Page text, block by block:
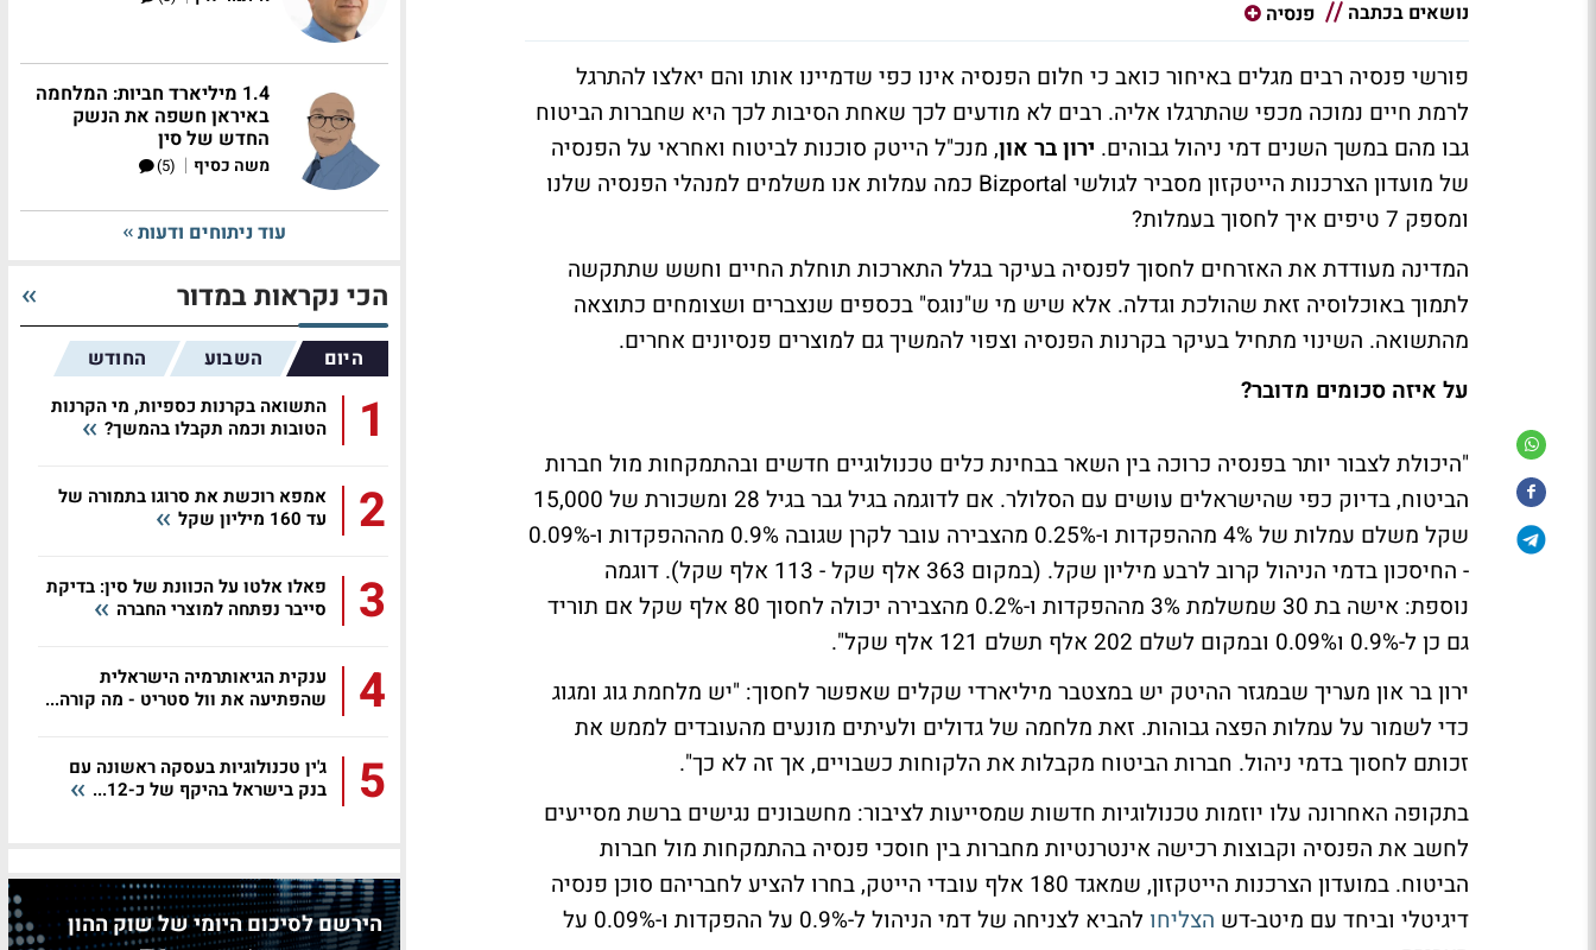
נושאים בכתבה
פנסיה
פורשי פנסיה רבים מגלים באיחור כואב כי חלום הפנסיה אינו כפי שדמיינו אותו והם יאלצו להתרגל
לרמת חיים נמוכה מכפי שהתרגלו אליה. רבים לא מודעים לכך שאחת הסיבות לכך היא שחברות הביטוח
גבו מהם במשך השנים דמי ניהול גבוהים. ירון בר און, מנכ"ל הייטק סוכנות לביטוח ואחראי על הפנסיה
של מועדון הצרכנות הייטקזון מסביר לגולשי Bizportal כמה עמלות אנו משלמים למנהלי הפנסיה שלנו
ומספק 7 טיפים איך לחסוך בעמלות?
המדינה מעודדת את האזרחים לחסוך לפנסיה בעיקר בגלל התארכות תוחלת החיים וחשש שתתקשה
לתמוך באוכלוסיה זאת שהולכת וגדלה. אלא שיש מי ש"נוגס" בכספים שנצברים ושצומחים כתוצאה
מהתשואה. השינוי מתחיל בעיקר בקרנות הפנסיה וצפוי להמשיך גם למוצרים פנסיונים אחרים.
על איזה סכומים מדובר?
"היכולת לצבור יותר בפנסיה כרוכה בין השאר בבחינת כלים טכנולוגיים חדשים ובהתמקחות מול חברות
הביטוח, בדיוק כפי שהישראלים עושים עם הסלולר. אם לדוגמה בגיל גבר בגיל 28 ומשכורת של 15,000
שקל משלם עמלות של 4% מההפקדות ו-0.25% מהצבירה עובר לקרן שגובה 0.9% מהההפקדות ו-0.09%
- החיסכון בדמי הניהול קרוב לרבע מיליון שקל. (במקום 363 אלף שקל - 113 אלף שקל). דוגמה
נוספת: אישה בת 30 שמשלמת 3% מההפקדות ו-0.2% מהצבירה יכולה לחסוך 80 אלף שקל אם תוריד
גם כן ל-0.9% ו0.09% ובמקום לשלם 202 אלף תשלם 121 אלף שקל".
ירון בר און מעריך שבמגזר ההיטק יש במצטבר מיליארדי שקלים שאפשר לחסוך: "יש מלחמת גוג ומגוג
כדי לשמור על עמלות הפצה גבוהות. זאת מלחמה של גדולים ולעיתים מונעים מהעובדים לממש את
זכותם לחסוך בדמי ניהול. חברות הביטוח מקבלות את הלקוחות כשבויים, אך זה לא כך".
בתקופה האחרונה עלו יוזמות טכנולוגיות חדשות שמסייעות לציבור: מחשבונים נגישים ברשת מסייעים
לחשב את הפנסיה וקבוצות רכישה אינטרנטיות מחברות בין חוסכי פנסיה בהתמקחות מול חברות
הביטוח. במועדון הצרכנות הייטקזון, שמאגד 180 אלף עובדי הייטק, בחרו להציע לחבריהם סוכן פנסיה
דיגיטלי וביחד עם מיטב-דש הצליחו
להביא לצניחה של דמי הניהול ל-0.9% על ההפקדות ו-0.09% על
1.4 מיליארד חביות: המלחמה
באיראן חשפה את הנשק
החדש של סין
משה כסיף |
(5)
עוד ניתוחים ודעות
הכי נקראות במדור
היום השבוע החודש
1
התשואה בקרנות כספיות, מי הקרנות
הטובות וכמה תקבלו בהמשך?
2
אמפא רוכשת את סרוגו בתמורה של
עד 160 מיליון שקל
3
פאלו אלטו על הכוונת של סין: בדיקת
סייבר נפתחה למוצרי החברה
4
ענקית הגיאותרמיה הישראלית
שהפתיעה את וול סטריט - מה קורה...
5
ג'ין טכנולוגיות בעסקה ראשונה עם
בנק בישראל בהיקף של כ-12...
הירשם לסיכום היומי של שוק ההון